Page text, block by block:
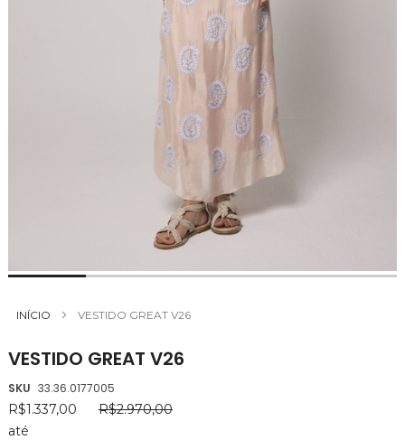
INÍCIO VESTIDO GREAT V26
VESTIDO GREAT V26
SKU 33.36.0177005
R$1.337,00
R$2.970,00
até
para
da
Galeria
de
imagens